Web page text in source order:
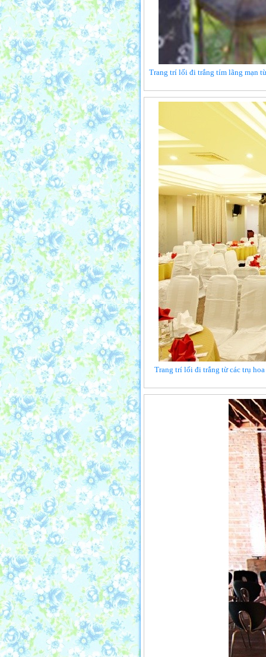
Trang trí lối đi trắng tím lãng mạn
Trang trí lối đi trắng từ các trụ